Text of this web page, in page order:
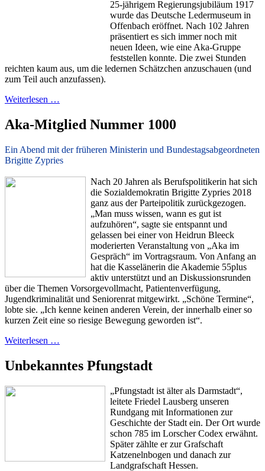
25-jährigem Regierungsjubiläum 1917
wurde das Deutsche Ledermuseum in
Offenbach eröffnet. Nach 102 Jahren
präsentiert es sich immer noch mit
neuen Ideen, wie eine Aka-Gruppe
feststellen konnte. Die zwei Stunden
reichten kaum aus, um die ledernen Schätzchen anzuschauen (und
zum Teil auch anzufassen).
Weiterlesen …
Aka-Mitglied Nummer 1000
Ein Abend mit der früheren Ministerin und Bundestagsabgeordneten
Brigitte Zypries
Nach 20 Jahren als Berufspolitikerin hat sich
die Sozialdemokratin Brigitte Zypries 2018
ganz aus der Parteipolitik zurückgezogen.
„Man muss wissen, wann es gut ist
aufzuhören“, sagte sie entspannt und
gelassen bei einer von Heidrun Bleeck
moderierten Veranstaltung von „Aka im
Gespräch“ im Vortragsraum. Von Anfang an
hat die Kasselänerin die Akademie 55plus
aktiv unterstützt und an Diskussionsrunden
über die Themen Vorsorgevollmacht, Patientenverfügung,
Jugendkriminalität und Seniorenrat mitgewirkt. „Schöne Termine“,
lobte sie. „Ich kenne keinen anderen Verein, der innerhalb einer so
kurzen Zeit eine so riesige Bewegung geworden ist“.
Weiterlesen …
Unbekanntes Pfungstadt
„Pfungstadt ist älter als Darmstadt“,
leitete Friedel Lausberg unseren
Rundgang mit Informationen zur
Geschichte der Stadt ein. Der Ort wurde
schon 785 im Lorscher Codex erwähnt.
Später zählte er zur Grafschaft
Katzenelnbogen und danach zur
Landgrafschaft Hessen.